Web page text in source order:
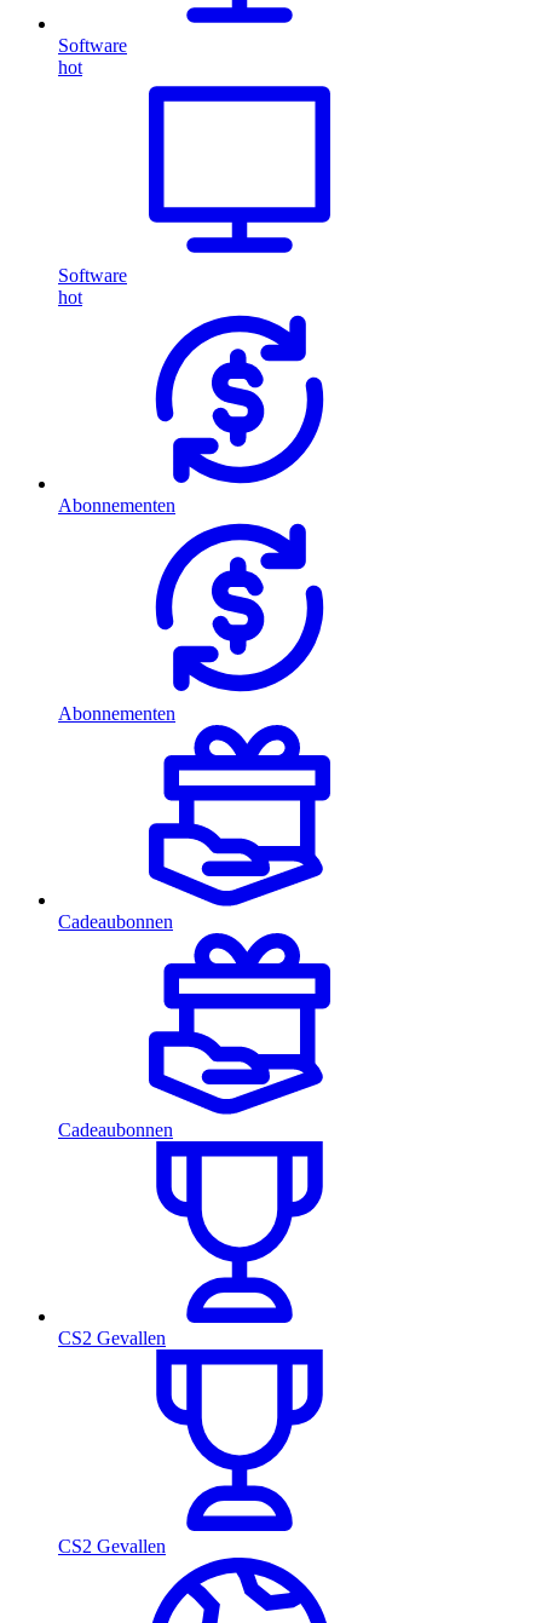
Software
hot
Software
hot
Abonnementen
Abonnementen
Cadeaubonnen
Cadeaubonnen
CS2 Gevallen
CS2 Gevallen